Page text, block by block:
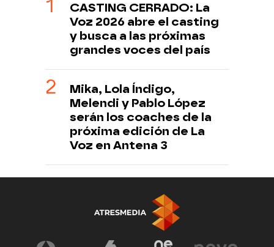
CASTING CERRADO: La
Voz 2026 abre el casting
y busca a las próximas
grandes voces del país
Mika, Lola Índigo,
Melendi y Pablo López
serán los coaches de la
próxima edición de La
Voz en Antena 3